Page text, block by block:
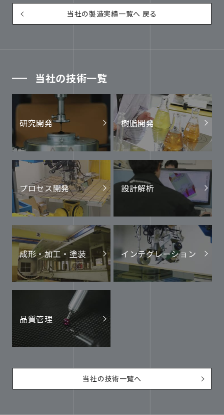
当社の製造実績一覧へ 戻る
当社の技術一覧
研究開発 樹脂開発
プロセス開発 設計解析
成形・加工・塗装 インテグレーション
品質管理
当社の技術一覧へ